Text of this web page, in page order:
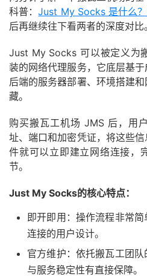
科普：Just My Socks 是什么
后再继续往下看两者的深度对比。
Just My Socks 可以被定义为
装的网络代理服务，它底层基
后端的服务器部署、环境搭建
藏。
购买搬瓦工机场 JMS 后，用
址、端口和加密凭证，将这些
件就可以立即建立网络连接，
节。
Just My Socks的核心特点：
即开即用：操作流程非常
连接的用户设计。
官方维护：依托搬瓦工团
与服务稳定性有直接保障。